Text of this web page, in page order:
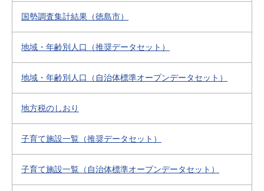
国勢調査集計結果（徳島市）
地域・年齢別人口（推奨データセット）
地域・年齢別人口（自治体標準オープンデータセット）
地方税のしおり
子育て施設一覧（推奨データセット）
子育て施設一覧（自治体標準オープンデータセット）